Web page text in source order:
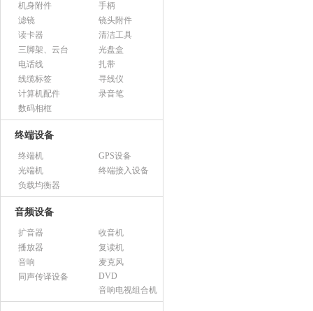
机身附件
手柄
滤镜
镜头附件
读卡器
清洁工具
三脚架、云台
光盘盒
电话线
扎带
线缆标签
寻线仪
计算机配件
录音笔
数码相框
终端设备
终端机
GPS设备
光端机
终端接入设备
负载均衡器
音频设备
扩音器
收音机
播放器
复读机
音响
麦克风
同声传译设备
DVD
音响电视组合机